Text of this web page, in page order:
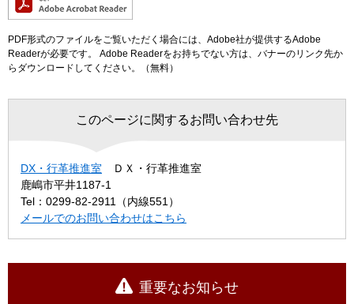
PDF形式のファイルをご覧いただく場合には、Adobe社が提供するAdobe
Readerが必要です。
Adobe Readerをお持ちでない方は、バナーのリンク先か
らダウンロードしてください。（無料）
このページに関するお問い合わせ先
DX・行革推進室
ＤＸ・行革推進室
鹿嶋市平井1187-1
Tel：0299-82-2911（内線551）
メールでのお問い合わせはこちら
重要なお知らせ